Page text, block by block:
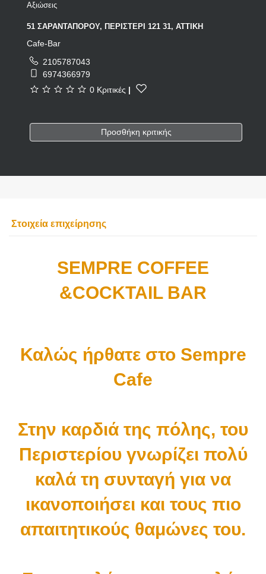
Αξιώσεις
51 ΣΑΡΑΝΤΑΠΟΡΟΥ, ΠΕΡΙΣΤΕΡΙ 121 31, ΑΤΤΙΚΗ
Cafe-Bar
2105787043
6974366979
0 Κριτικές |
Προσθήκη κριτικής
Στοιχεία επιχείρησης
SEMPRE COFFEE
&COCKTAIL BAR
Καλώς ήρθατε στο Sempre
Cafe
Στην καρδιά της πόλης, του
Περιστερίου γνωρίζει πολύ
καλά τη συνταγή για να
ικανοποιήσει και τους πιο
απαιτητικούς θαμώνες του.